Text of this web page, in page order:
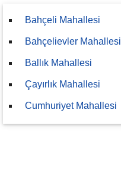
Bahçeli Mahallesi
Bahçelievler Mahallesi
Ballık Mahallesi
Çayırlık Mahallesi
Cumhuriyet Mahallesi